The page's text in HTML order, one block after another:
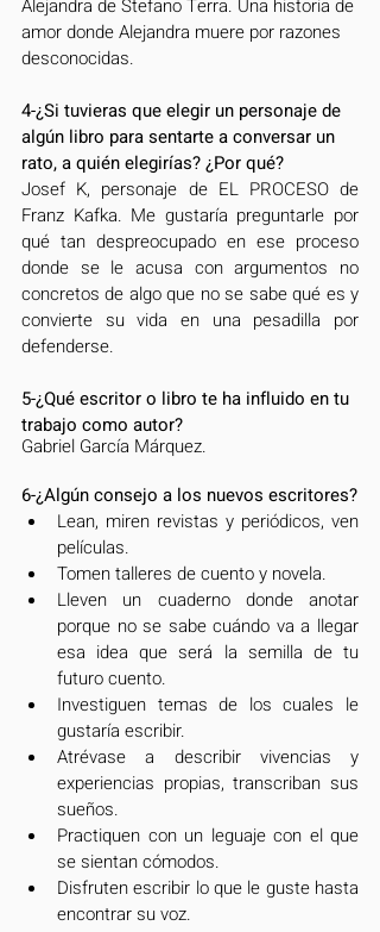
Alejandra de Stefano Terra. Una historia de
amor donde Alejandra muere por razones
desconocidas.
4-¿Si tuvieras que elegir un personaje de
algún libro para sentarte a conversar un
rato, a quién elegirías? ¿Por qué?
Josef K, personaje de EL PROCESO de
Franz Kafka. Me gustaría preguntarle por
qué tan despreocupado en ese proceso
donde se le acusa con argumentos no
concretos de algo que no se sabe qué es y
convierte su vida en una pesadilla por
defenderse.
5-¿Qué escritor o libro te ha influido en tu
trabajo como autor?
Gabriel García Márquez.
6-¿Algún consejo a los nuevos escritores?
Lean, miren revistas y periódicos, ven
películas.
Tomen talleres de cuento y novela.
Lleven un cuaderno donde anotar
porque no se sabe cuándo va a llegar
esa idea que será la semilla de tu
futuro cuento.
Investiguen temas de los cuales le
gustaría escribir.
Atrévase a describir vivencias y
experiencias propias, transcriban sus
sueños.
Practiquen con un leguaje con el que
se sientan cómodos.
Disfruten escribir lo que le guste hasta
encontrar su voz.